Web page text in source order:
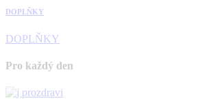
DOPLŇKY
DOPLŇKY
Pro každý den